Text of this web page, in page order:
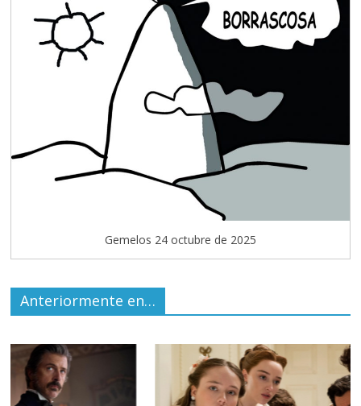
Gemelos 24 octubre de 2025
Anteriormente en…